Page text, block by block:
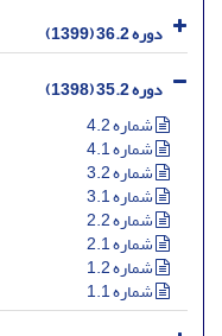
دوره 36.2 (1399)
دوره 35.2 (1398)
شماره 4.2
شماره 4.1
شماره 3.2
شماره 3.1
شماره 2.2
شماره 2.1
شماره 1.2
شماره 1.1